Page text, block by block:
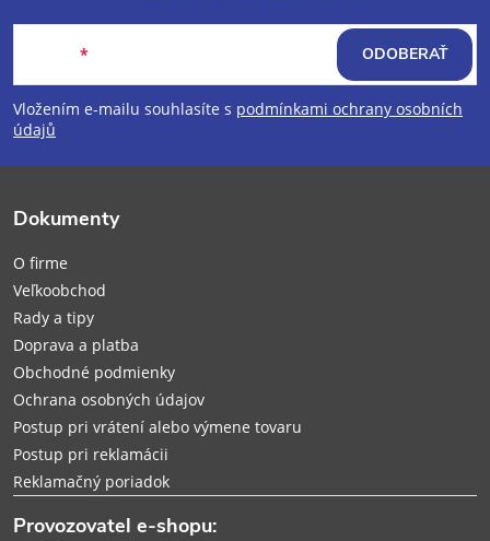
Z
á
p
e
Vložením e-mailu souhlasíte s podmínkami ochrany osobních
údajů
ODOBERAŤ
Dokumenty
O firme
Veľkoobchod
Rady a tipy
Doprava a platba
Obchodné podmienky
Ochrana osobných údajov
Postup pri vrátení alebo výmene tovaru
Postup pri reklamácii
Reklamačný poriadok
Provozovatel e-shopu: